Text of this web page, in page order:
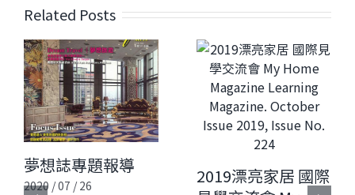
Related Posts
夢想誌專題報導
2020 / 07 / 26
2019漂亮家居 國際